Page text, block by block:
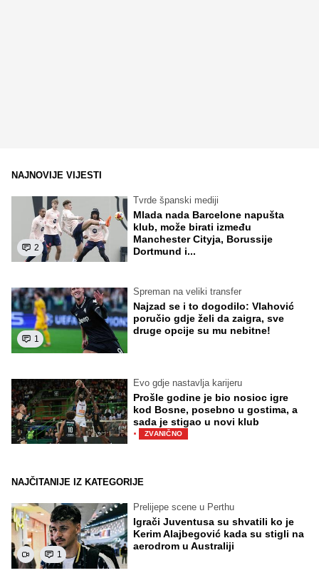
NAJNOVIJE VIJESTI
2
Tvrde španski mediji
Mlada nada Barcelone napušta
klub, može birati između
Manchester Cityja, Borussije
Dortmund i...
1
Spreman na veliki transfer
Najzad se i to dogodilo: Vlahović
poručio gdje želi da zaigra, sve
druge opcije su mu nebitne!
Evo gdje nastavlja karijeru
Prošle godine je bio nosioc igre
kod Bosne, posebno u gostima, a
sada je stigao u novi klub
· ZVANIČNO
NAJČITANIJE IZ KATEGORIJE
1
Prelijepe scene u Perthu
Igrači Juventusa su shvatili ko je
Kerim Alajbegović kada su stigli na
aerodrom u Australiji